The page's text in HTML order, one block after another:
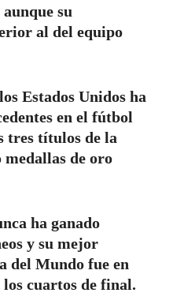
su
al del equipo
Estados Unidos ha
en el fútbol
tres títulos de la
de oro
ha ganado
y su mejor
del Mundo fue en
cuartos de final.